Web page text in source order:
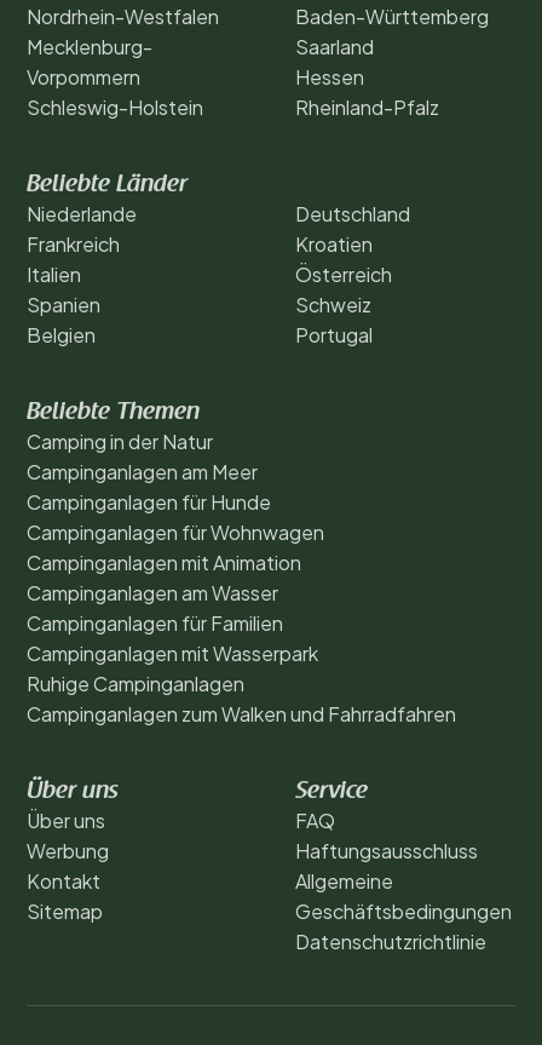
Nordrhein-Westfalen
Mecklenburg-
Vorpommern
Schleswig-Holstein
Baden-Württemberg
Saarland
Hessen
Rheinland-Pfalz
Beliebte Länder
Niederlande
Frankreich
Italien
Spanien
Belgien
Deutschland
Kroatien
Österreich
Schweiz
Portugal
Beliebte Themen
Camping in der Natur
Campinganlagen am Meer
Campinganlagen für Hunde
Campinganlagen für Wohnwagen
Campinganlagen mit Animation
Campinganlagen am Wasser
Campinganlagen für Familien
Campinganlagen mit Wasserpark
Ruhige Campinganlagen
Campinganlagen zum Walken und Fahrradfahren
Über uns
Über uns
Werbung
Kontakt
Sitemap
Service
FAQ
Haftungsausschluss
Allgemeine
Geschäftsbedingungen
Datenschutzrichtlinie